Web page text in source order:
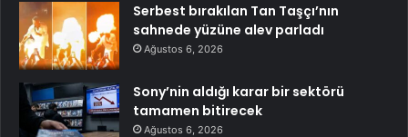
Serbest bırakılan Tan Taşçı’nın
sahnede yüzüne alev parladı
Ağustos 6, 2026
Sony’nin aldığı karar bir sektörü
tamamen bitirecek
Ağustos 6, 2026